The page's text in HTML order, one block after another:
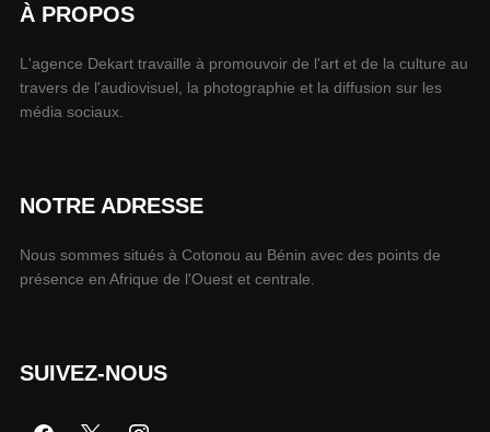
À PROPOS
L'agence Dekart travaille à promouvoir de l'art et de la culture au
travers de l'audiovisuel, la photographie et la diffusion sur les
média sociaux.
NOTRE ADRESSE
Nous sommes situés à Cotonou au Bénin avec des points de
présence en Afrique de l'Ouest et centrale.
SUIVEZ-NOUS